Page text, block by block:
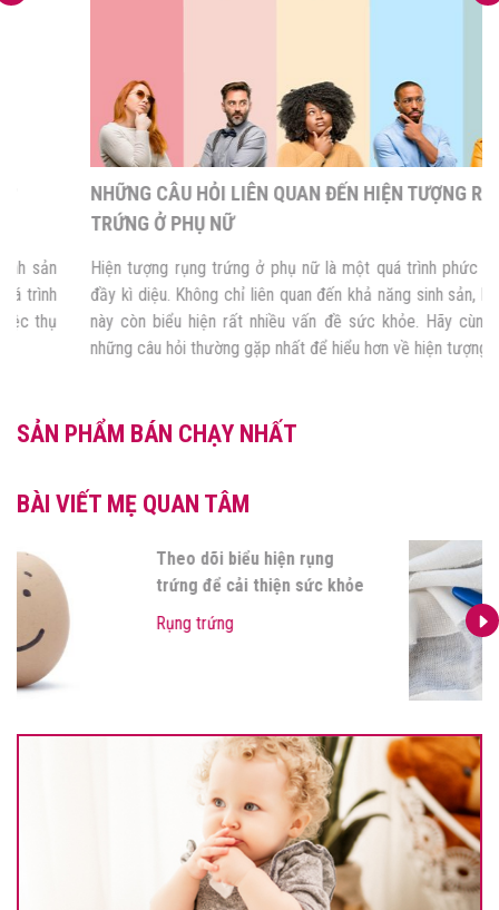
NHỮNG CÂU HỎI LIÊN QUAN ĐẾN HIỆN TƯỢNG RỤNG
TRỨNG Ở PHỤ NỮ
Hiện tượng rụng trứng ở phụ nữ là một quá trình phức tạp nhưng
đầy kì diệu. Không chỉ liên quan đến khả năng sinh sản, hiện tượng
này còn biểu hiện rất nhiều vấn đề sức khỏe. Hãy cùng tìm hiểu
những câu hỏi thường gặp nhất để hiểu hơn về hiện tượng này […]
SẢN PHẨM BÁN CHẠY NHẤT
BÀI VIẾT MẸ QUAN TÂM
Theo dõi biểu hiện rụng
trứng để cải thiện sức khỏe